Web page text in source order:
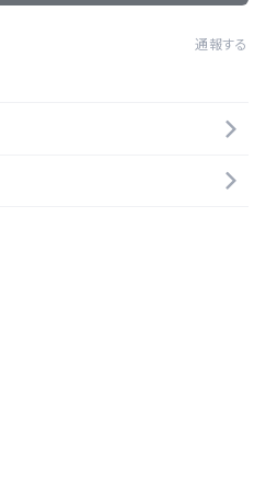
通報する